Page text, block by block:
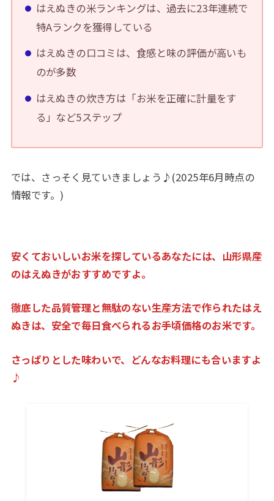
はえぬきの米ランキングは、過去に23年連続で
特Aランクを獲得している
はえぬきの口コミは、食感と味の評価が高いも
のが多数
はえぬきの炊き方は「お米を正確に計量をす
る」など5ステップ
では、さっそく見ていきましょう♪(2025年6月時点の
情報です。)
安くておいしいお米を探しているあなたには、山形県産
のはえぬきがおすすめですよ。
徹底した品質管理と無駄のない生産方法で作られたはえ
ぬきは、安全で毎日食べられるお手頃価格のお米です。
さっぱりとした味わいで、どんなお料理にも合いますよ
♪